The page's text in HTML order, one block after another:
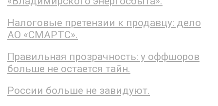
Налоговые претензии к продавцу: дело
АО «СМАРТС».
Правильная прозрачность: у оффшоров
больше не остается тайн.
России больше не завидуют.